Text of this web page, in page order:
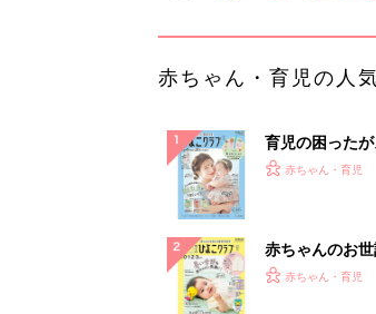
赤ちゃん・育児の人
育児の困った
『ひよこクラ
赤ちゃん・育児
赤ちゃんのお
てのひよこクラ
赤ちゃん・育児